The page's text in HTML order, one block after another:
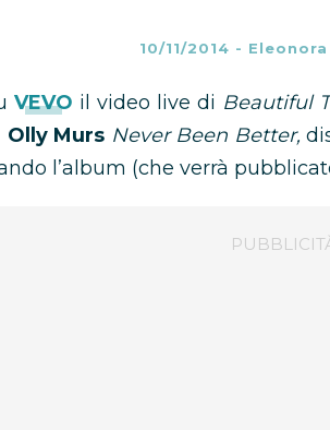
10/11/2014 -
VEVO il video live di Beautiful
Olly Murs Never Been Better,
l’album (che verrà